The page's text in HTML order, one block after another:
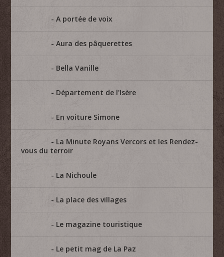
A portée de voix
Aura des pâquerettes
Bella Vanille
Département de l'Isère
En voiture Simone
La Minute Royans Vercors et les Rendez-
vous du terroir
La Nichoule
La place des villages
Le magazine touristique
Le petit mag de La Paz